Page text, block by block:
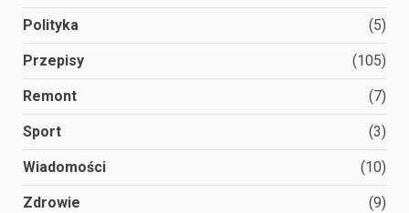
Polityka (5)
Przepisy (105)
Remont (7)
Sport (3)
Wiadomości (10)
Zdrowie (9)